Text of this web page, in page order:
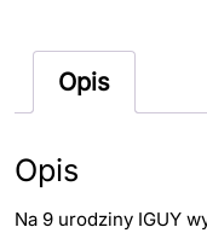
Opis
Opis
Na 9 urodziny IGUY